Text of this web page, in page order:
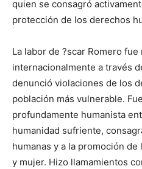
quien se consagró
protección de los derechos
La labor de ?scar Romero
internacionalmente a través
denunció violaciones de los
población más vulnerable.
profundamente humanista
humanidad sufriente,
humanas y a la promoción
y mujer. Hizo llamamientos